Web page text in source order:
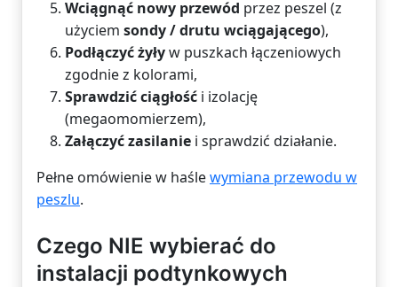
Wciągnąć nowy przewód przez peszel (z
użyciem sondy / drutu wciągającego),
Podłączyć żyływ puszkach łączeniowych
zgodnie z kolorami,
Sprawdzić ciągłość i izolację
(megaomomierzem),
Załączyć zasilanie i sprawdzić działanie.
Pełne omówienie w haślewymiana przewodu w
peszlu.
Czego NIE wybierać do
instalacji podtynkowych